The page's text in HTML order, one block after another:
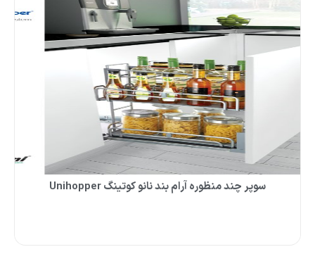
سوپر چند منظوره آرام بند نانو کوتینگ Unihopper